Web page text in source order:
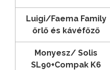
Luigi/Faema Family
őrlő és kávéfőző
Monyesz/ Solis
SL90+Compak K6